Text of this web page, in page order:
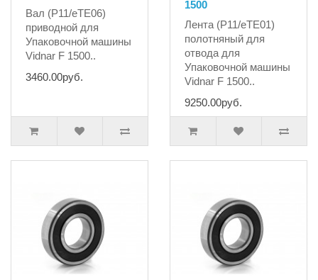
Вал (P11/eTE06)
приводной для
Упаковочной машины
Vidnar F 1500..
3460.00руб.
1500
Лента (P11/eTE01)
полотняный для
отвода для
Упаковочной машины
Vidnar F 1500..
9250.00руб.